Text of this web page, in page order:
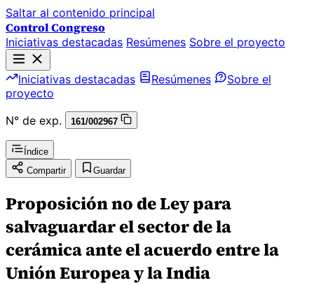
Saltar al contenido principal
Control Congreso
Iniciativas destacadas Resúmenes Sobre el proyecto
Iniciativas destacadas Resúmenes
Sobre el
proyecto
N° de exp.
161/002967
Índice
Compartir
Guardar
Proposición no de Ley para
salvaguardar el sector de la
cerámica ante el acuerdo entre la
Unión Europea y la India